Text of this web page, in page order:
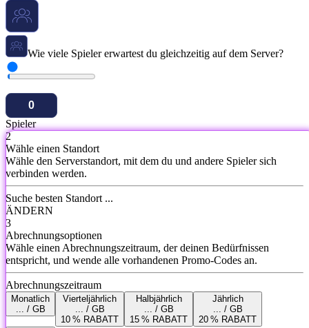
Wie viele Spieler erwartest du gleichzeitig auf dem Server?
Spieler
2
Wähle einen Standort
Wähle den Serverstandort, mit dem du und andere Spieler sich
verbinden werden.
Suche besten Standort ...
ÄNDERN
3
Abrechnungsoptionen
Wähle einen Abrechnungszeitraum, der deinen Bedürfnissen
entspricht, und wende alle vorhandenen Promo-Codes an.
Abrechnungszeitraum
Monatlich
... / GB
Vierteljährlich
... / GB
10 % RABATT
Halbjährlich
... / GB
15 % RABATT
Jährlich
... / GB
20 % RABATT